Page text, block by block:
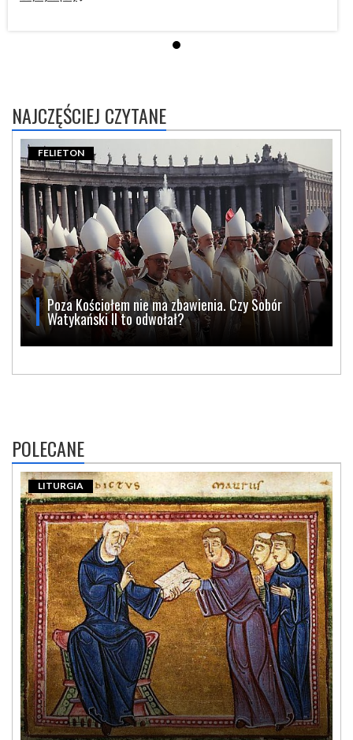
NAJCZĘŚCIEJ CZYTANE
Poza Kościołem nie ma zbawienia. Czy Sobór
Watykański II to odwołał?
FELIETON
POLECANE
LITURGIA